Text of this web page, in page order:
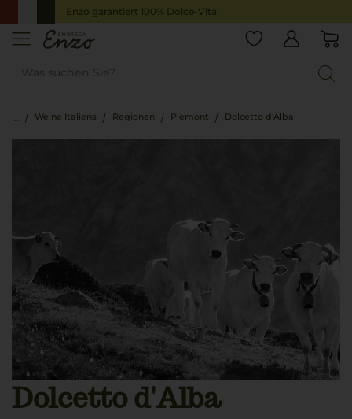
Enzo garantiert 100% Dolce-Vita!
Weine Italiens Regionen Piemont Dolcetto d'Alba
Dolcetto d'Alba